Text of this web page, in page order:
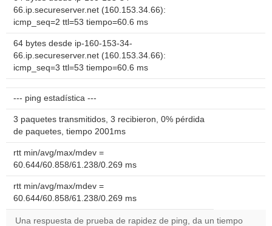
66.ip.secureserver.net (160.153.34.66):
icmp_seq=2 ttl=53 tiempo=60.6 ms
64 bytes desde ip-160-153-34-
66.ip.secureserver.net (160.153.34.66):
icmp_seq=3 ttl=53 tiempo=60.6 ms
--- ping estadística ---
3 paquetes transmitidos, 3 recibieron, 0% pérdida
de paquetes, tiempo 2001ms
rtt min/avg/max/mdev =
60.644/60.858/61.238/0.269 ms
rtt min/avg/max/mdev =
60.644/60.858/61.238/0.269 ms
Una respuesta de prueba de rapidez de ping, da un tiempo